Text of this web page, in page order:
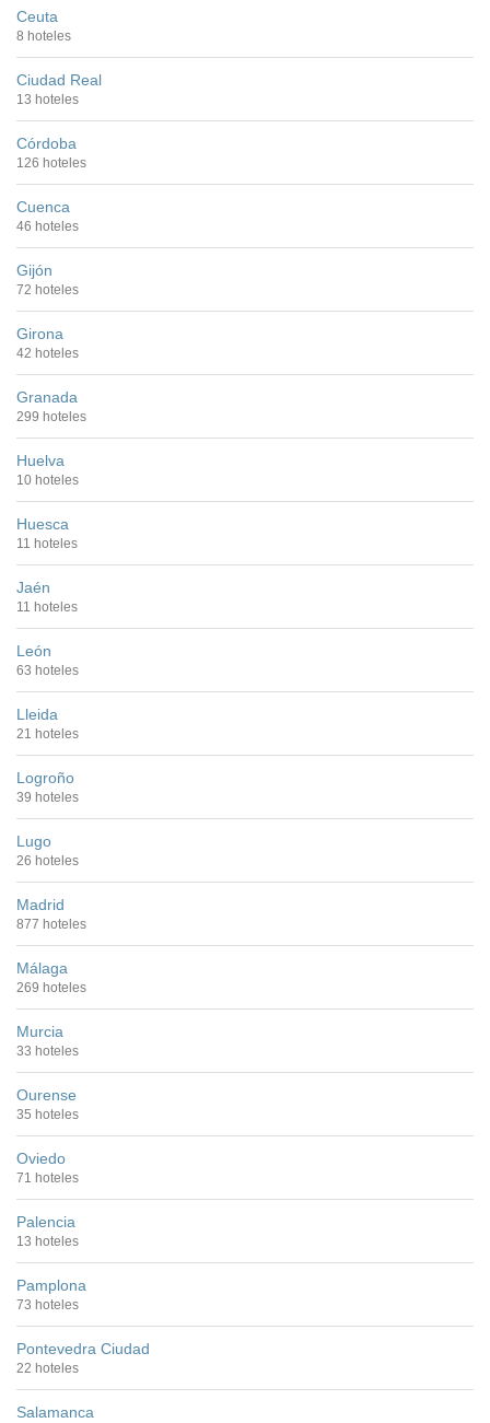
Ceuta
8 hoteles
Ciudad Real
13 hoteles
Córdoba
126 hoteles
Cuenca
46 hoteles
Gijón
72 hoteles
Girona
42 hoteles
Granada
299 hoteles
Huelva
10 hoteles
Huesca
11 hoteles
Jaén
11 hoteles
León
63 hoteles
Lleida
21 hoteles
Logroño
39 hoteles
Lugo
26 hoteles
Madrid
877 hoteles
Málaga
269 hoteles
Murcia
33 hoteles
Ourense
35 hoteles
Oviedo
71 hoteles
Palencia
13 hoteles
Pamplona
73 hoteles
Pontevedra Ciudad
22 hoteles
Salamanca